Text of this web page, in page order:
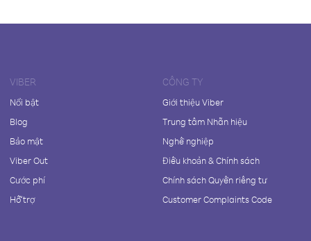
VIBER
Nổi bật
Blog
Bảo mật
Viber Out
Cước phí
Hỗ trợ
CÔNG TY
Giới thiệu Viber
Trung tâm Nhãn hiệu
Nghề nghiệp
Điều khoản & Chính sách
Chính sách Quyền riêng tư
Customer Complaints Code